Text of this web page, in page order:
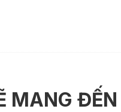
MANG